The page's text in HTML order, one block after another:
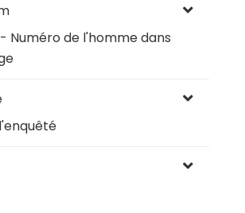
Numéro de l'homme dans